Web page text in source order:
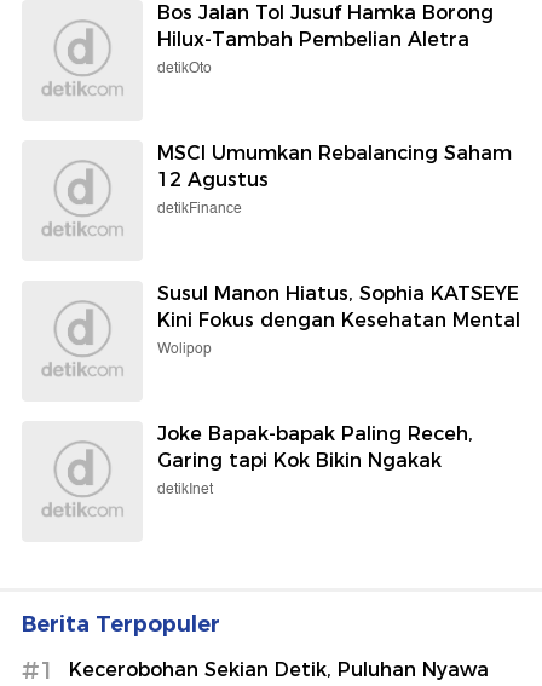
Bos Jalan Tol Jusuf Hamka Borong
Hilux-Tambah Pembelian Aletra
detikOto
MSCI Umumkan Rebalancing Saham
12 Agustus
detikFinance
Susul Manon Hiatus, Sophia KATSEYE
Kini Fokus dengan Kesehatan Mental
Wolipop
Joke Bapak-bapak Paling Receh,
Garing tapi Kok Bikin Ngakak
detikInet
Berita Terpopuler
#1
Kecerobohan Sekian Detik, Puluhan Nyawa